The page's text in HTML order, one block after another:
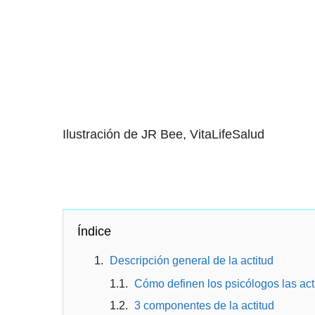
Ilustración de JR Bee, VitaLifeSalud
Índice
Descripción general de la actitud
Cómo definen los psicólogos las
3 componentes de la actitud